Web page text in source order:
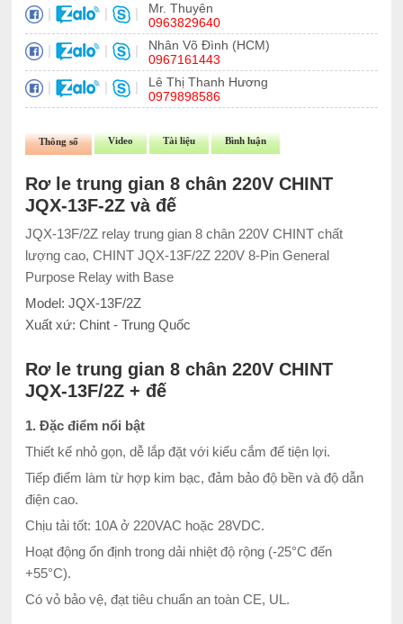
| | |
Mr. Thuyên
0963829640
| | |
Nhân Võ Đình (HCM)
0967161443
| | |
Lê Thị Thanh Hương
0979898586
Thông số Video Tài liệu Bình luận
Rơ le trung gian 8 chân 220V CHINT
JQX-13F-2Z và đế
JQX-13F/2Z relay trung gian 8 chân 220V CHINT chất
lượng cao, CHINT JQX-13F/2Z 220V 8-Pin General
Purpose Relay with Base
Model: JQX-13F/2Z
Xuất xứ: Chint - Trung Quốc
Rơ le trung gian 8 chân 220V CHINT
JQX-13F/2Z + đế
1. Đặc điểm nổi bật
Thiết kế nhỏ gọn, dễ lắp đặt với kiểu cắm đế tiện lợi.
Tiếp điểm làm từ hợp kim bạc, đảm bảo độ bền và độ dẫn
điện cao.
Chịu tải tốt: 10A ở 220VAC hoặc 28VDC.
Hoạt động ổn định trong dải nhiệt độ rộng (-25°C đến
+55°C).
Có vỏ bảo vệ, đạt tiêu chuẩn an toàn CE, UL.